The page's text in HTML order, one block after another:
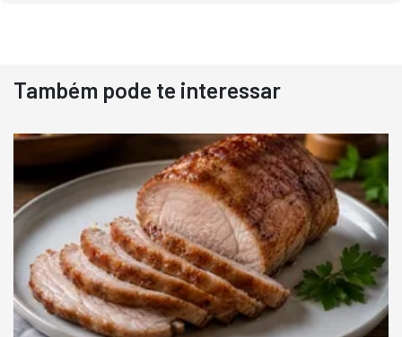
Destaque
Usado
Pá Carregadeira Cat 966
Ano 1987
Londrina
R$ 145.000
Também pode te interessar